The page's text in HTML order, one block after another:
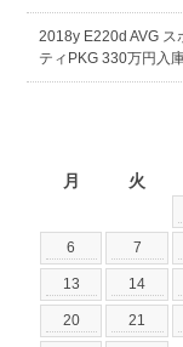
2018y E220d AVG
ティPKG 330万円入
月 火
6 7
13 14
20 21